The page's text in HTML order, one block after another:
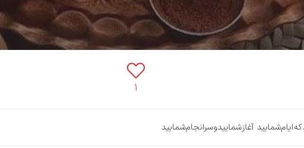
۱
که ایام شمایید آغاز شمایید و سرانجام شمایید